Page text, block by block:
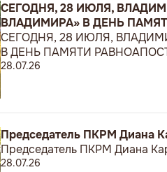
СЕГОДНЯ, 28 ИЮЛЯ,
ВЛАДИМИРА» В ДЕНЬ
СЕГОДНЯ, 28 ИЮЛЯ,
В ДЕНЬ ПАМЯТИ
28.07.26
Председатель ПКРМ Диана
Председатель ПКРМ Диана
28.07.26